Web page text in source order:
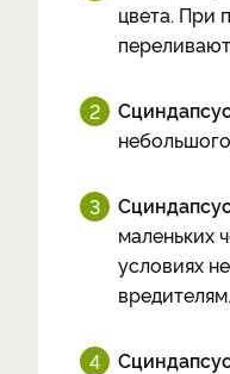
цвета. При
маленьких
условиях
вредителям.